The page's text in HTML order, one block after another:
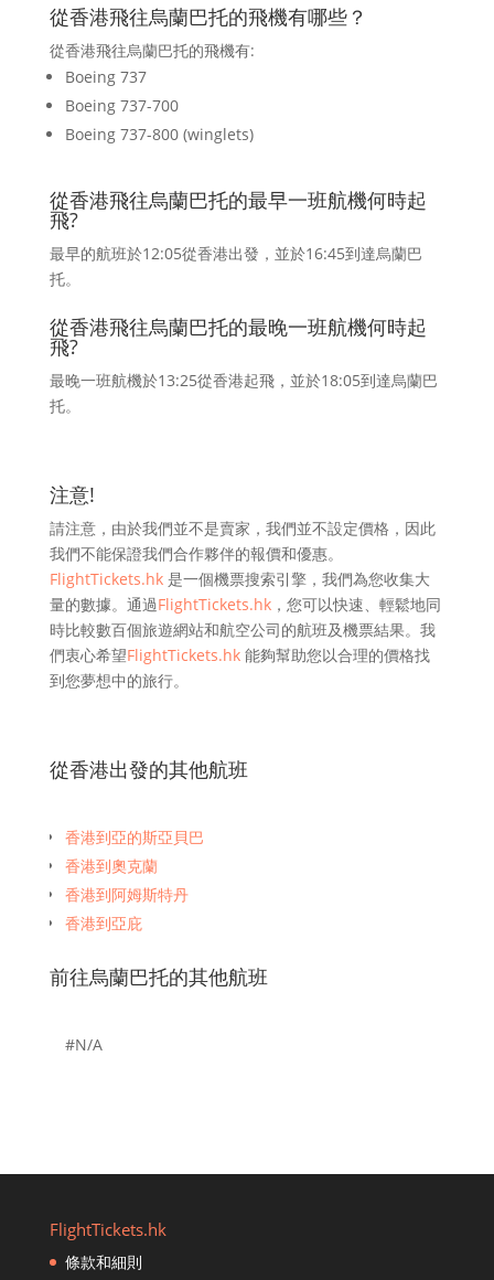
從香港飛往烏蘭巴托的飛機有哪些？
從香港飛往烏蘭巴托的飛機有:
Boeing 737
Boeing 737-700
Boeing 737-800 (winglets)
從香港飛往烏蘭巴托的最早一班航機何時起
飛?
最早的航班於12:05從香港出發，並於16:45到達烏蘭巴
托。
從香港飛往烏蘭巴托的最晚一班航機何時起
飛?
最晚一班航機於13:25從香港起飛，並於18:05到達烏蘭巴
托。
注意!
請注意，由於我們並不是賣家，我們並不設定價格，因此
我們不能保證我們合作夥伴的報價和優惠。
FlightTickets.hk是一個機票搜索引擎，我們為您收集大
量的數據。通過FlightTickets.hk，您可以快速、輕鬆地同
時比較數百個旅遊網站和航空公司的航班及機票結果。我
們衷心希望FlightTickets.hk能夠幫助您以合理的價格找
到您夢想中的旅行。
從香港出發的其他航班
香港到亞的斯亞貝巴
香港到奧克蘭
香港到阿姆斯特丹
香港到亞庇
香港到班加羅爾
香港到孟買
香港到鄭州
香港到濟州市
前往烏蘭巴托的其他航班
#N/A
FlightTickets.hk
條款和細則